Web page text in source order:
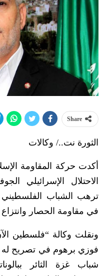
Share
الثورة نت../ وكالات
أكدت حركة المقاومة
الاحتلال الإسرائيلي
ترهب الشباب الفلسطيني
في مقاومة الحصار
ونقلت وكالة “فلسطين
فوزي برهوم في تصريح له
شباب غزة الثائر